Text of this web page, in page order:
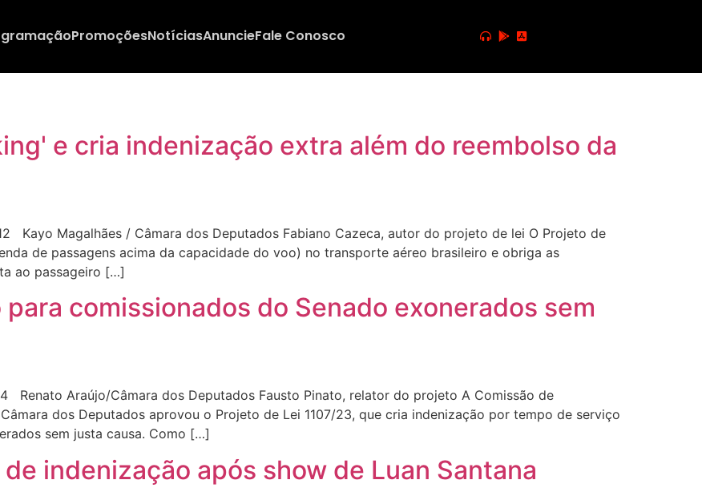
PromoçõesNotíciasAnuncieFale Conosco
e cria indenização extra além do reembolso da
Kayo Magalhães / Câmara dos Deputados Fabiano Cazeca, autor do projeto de lei O Projeto de
de passagens acima da capacidade do voo) no transporte aéreo brasileiro e obriga as
ao passageiro […]
comissionados do Senado exonerados sem
Renato Araújo/Câmara dos Deputados Fausto Pinato, relator do projeto A Comissão de
dos Deputados aprovou o Projeto de Lei 1107/23, que cria indenização por tempo de serviço
sem justa causa. Como […]
indenização após show de Luan Santana